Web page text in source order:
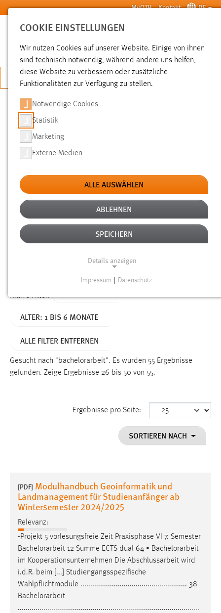
Zum Hauptinhalt springen MyOTH Kontakt DE
SUCHE
JETZT BEWERBEN
SUCHE
FILTER
Typ
Erstellungsdatum
Alter
Aktive Filter:
ALTER: 1 BIS 6 MONATE
ALLE FILTER ENTFERNEN
Gesucht nach "bachelorarbeit". Es wurden 55 Ergebnisse
gefunden. Zeige Ergebnisse 26 bis 50 von 55.
Ergebnisse pro Seite:
SORTIEREN NACH
[PDF] Modulhandbuch Geoinformatik und
Landmanagement für Studienanfänger ab
Wintersemester 2024/2025
Relevanz:
-Projekt 5 vorlesungsfreie Zeit Praxisphase VI 7. Semester
Bachelorarbeit 12 Summe ECTS dual 64 • Bachelorarbeit
im Kooperationsunternehmen Die Abschlussarbeit wird
i.d.R. beim [...] Studiengangsspezifische
Wahlpflichtmodule ...................................................... 38
Bachelorarbeit
............................................................................................
COOKIE EINSTELLUNGEN
Wir nutzen Cookies auf unserer Website. Einige von ihnen
sind technisch notwendig, während andere uns helfen,
diese Website zu verbessern oder zusätzliche
Funktionalitäten zur Verfügung zu stellen.
Notwendige Cookies
Statistik
Marketing
Externe Medien
ALLE AUSWÄHLEN
ABLEHNEN
SPEICHERN
Details anzeigen
Funktionen und sind für die einwandfreie Funktion der
Name:
Dieser Cookie speichert die ausgewählten Einverständnis-
Performance
Name:
staticfilecache
Für performante Seitenauslieferung wird in diesem Cookie
gespeichert, ob man eingeloggt ist.
Sprachpräferenz
Name:
site-language-preference
Impressum Datenschutz